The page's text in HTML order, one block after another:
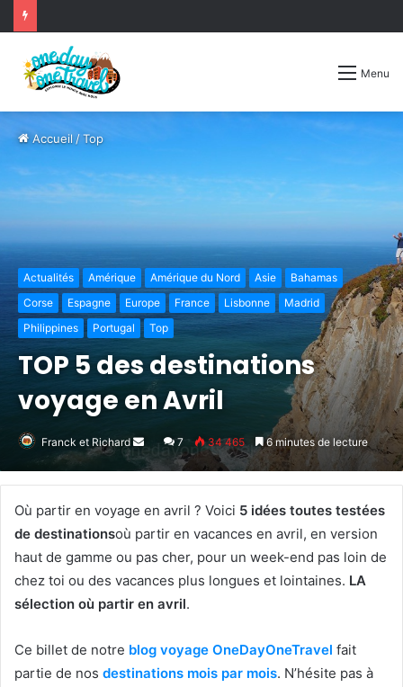
Menu
Accueil/Top
Actualités Amérique Amérique du Nord Asie
Bahamas
Corse
Espagne Europe France Lisbonne
Madrid
Philippines
Portugal Top
TOP 5 des destinations
voyage en Avril
Franck et Richard
Envoyer
un
courriel
7 34 465 6 minutes de lecture
Où partir en voyage en avril ? Voici 5 idées toutes testées
de destinationsoù partir en vacances en avril, en version
haut de gamme ou pas cher, pour un week-end pas loin de
chez toi ou des vacances plus longues et lointaines. LA
sélection où partir en avril.
Ce billet de notre blog voyage OneDayOneTravel fait
partie de nos destinations mois par mois. N’hésite pas à